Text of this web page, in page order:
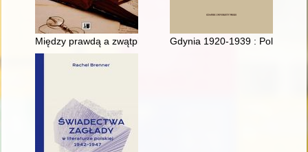
Między prawdą a zwątpieniem : w poszukiwaniu obrazu
Gdynia 1920-1939 : Poland's